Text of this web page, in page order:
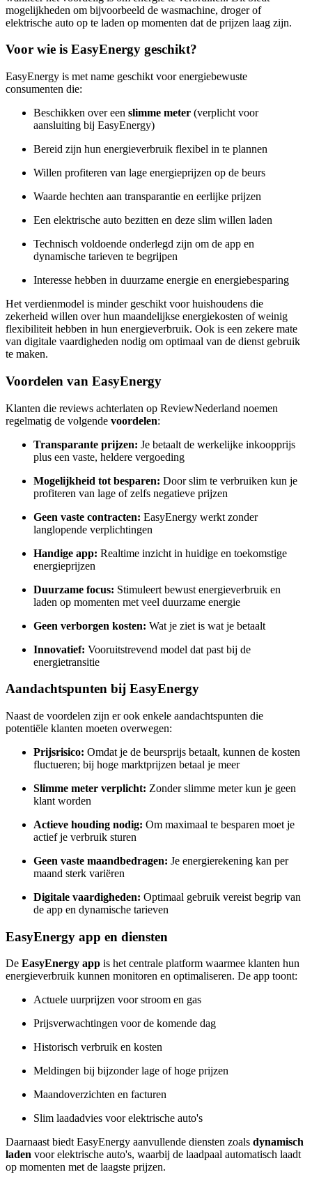
mogelijkheden om bijvoorbeeld de wasmachine, droger of
elektrische auto op te laden op momenten dat de prijzen laag zijn.
Voor wie is EasyEnergy geschikt?
EasyEnergy is met name geschikt voor energiebewuste
consumenten die:
Beschikken over een slimme meter (verplicht voor
aansluiting bij EasyEnergy)
Bereid zijn hun energieverbruik flexibel in te plannen
Willen profiteren van lage energieprijzen op de beurs
Waarde hechten aan transparantie en eerlijke prijzen
Een elektrische auto bezitten en deze slim willen laden
Technisch voldoende onderlegd zijn om de app en
dynamische tarieven te begrijpen
Interesse hebben in duurzame energie en energiebesparing
Het verdienmodel is minder geschikt voor huishoudens die
zekerheid willen over hun maandelijkse energiekosten of weinig
flexibiliteit hebben in hun energieverbruik. Ook is een zekere mate
van digitale vaardigheden nodig om optimaal van de dienst gebruik
te maken.
Voordelen van EasyEnergy
Klanten die reviews achterlaten op ReviewNederland noemen
regelmatig de volgende voordelen:
Transparante prijzen: Je betaalt de werkelijke inkoopprijs
plus een vaste, heldere vergoeding
Mogelijkheid tot besparen: Door slim te verbruiken kun je
profiteren van lage of zelfs negatieve prijzen
Geen vaste contracten: EasyEnergy werkt zonder
langlopende verplichtingen
Handige app: Realtime inzicht in huidige en toekomstige
energieprijzen
Duurzame focus: Stimuleert bewust energieverbruik en
laden op momenten met veel duurzame energie
Geen verborgen kosten: Wat je ziet is wat je betaalt
Innovatief: Vooruitstrevend model dat past bij de
energietransitie
Aandachtspunten bij EasyEnergy
Naast de voordelen zijn er ook enkele aandachtspunten die
potentiële klanten moeten overwegen:
Prijsrisico: Omdat je de beursprijs betaalt, kunnen de kosten
fluctueren; bij hoge marktprijzen betaal je meer
Slimme meter verplicht: Zonder slimme meter kun je geen
klant worden
Actieve houding nodig: Om maximaal te besparen moet je
actief je verbruik sturen
Geen vaste maandbedragen: Je energierekening kan per
maand sterk variëren
Digitale vaardigheden: Optimaal gebruik vereist begrip van
de app en dynamische tarieven
EasyEnergy app en diensten
De EasyEnergy app is het centrale platform waarmee klanten hun
energieverbruik kunnen monitoren en optimaliseren. De app toont:
Actuele uurprijzen voor stroom en gas
Prijsverwachtingen voor de komende dag
Historisch verbruik en kosten
Meldingen bij bijzonder lage of hoge prijzen
Maandoverzichten en facturen
Slim laadadvies voor elektrische auto's
Daarnaast biedt EasyEnergy aanvullende diensten zoals dynamisch
laden voor elektrische auto's, waarbij de laadpaal automatisch laadt
op momenten met de laagste prijzen.